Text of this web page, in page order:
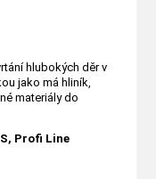
hlubokých děr v
jako má hliník,
materiály do
Profi Line